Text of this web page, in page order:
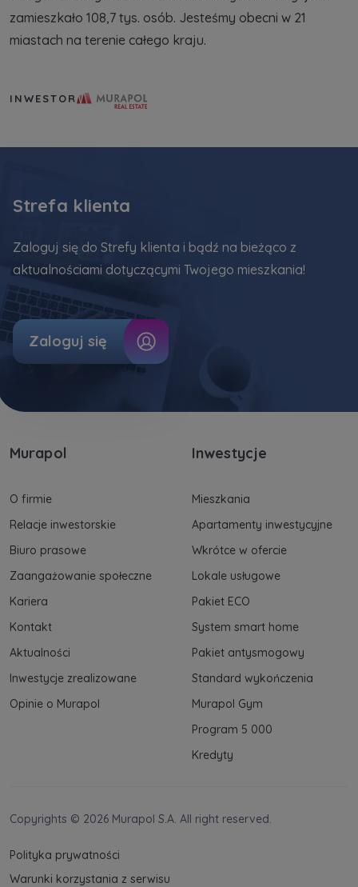
zamieszkało 108,7 tys. osób. Jesteśmy obecni w 21
miastach na terenie całego kraju.
INWESTOR Murapol Real Estate S.A.
Murapol
O firmie
Relacje inwestorskie
Biuro prasowe
Zaangażowanie społeczne
Kariera
Kontakt
Aktualności
Inwestycje zrealizowane
Opinie o Murapol
Inwestycje
Mieszkania
Apartamenty inwestycyjne
Wkrótce w ofercie
Lokale usługowe
Pakiet ECO
System smart home
Pakiet antysmogowy
Standard wykończenia
Murapol Gym
Program 5 000
Kredyty
Strefa klienta
Zaloguj się do Strefy klienta i bądź na bieżąco z
aktualnościami dotyczącymi Twojego mieszkania!
Zaloguj się
Copyrights © 2026 Murapol S.A. All right reserved.
Polityka prywatności
Warunki korzystania z serwisu